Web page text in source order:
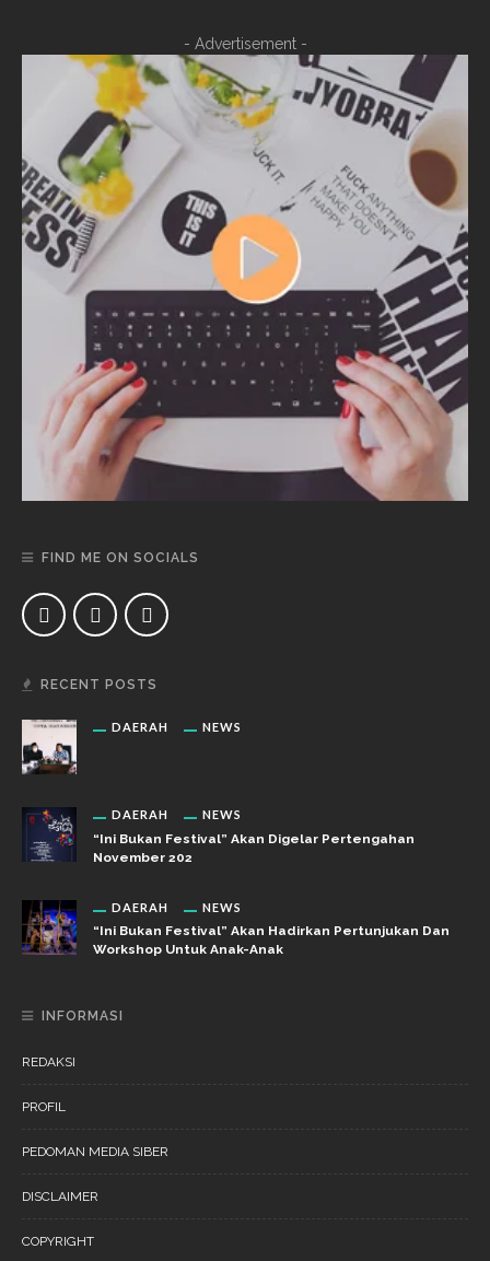
- Advertisement -
FIND ME ON SOCIALS
RECENT POSTS
DAERAH NEWS
DAERAH NEWS
“Ini Bukan Festival” Akan Digelar Pertengahan
November 202
DAERAH NEWS
“Ini Bukan Festival” Akan Hadirkan Pertunjukan Dan
Workshop Untuk Anak-Anak
INFORMASI
REDAKSI
PROFIL
PEDOMAN MEDIA SIBER
DISCLAIMER
COPYRIGHT